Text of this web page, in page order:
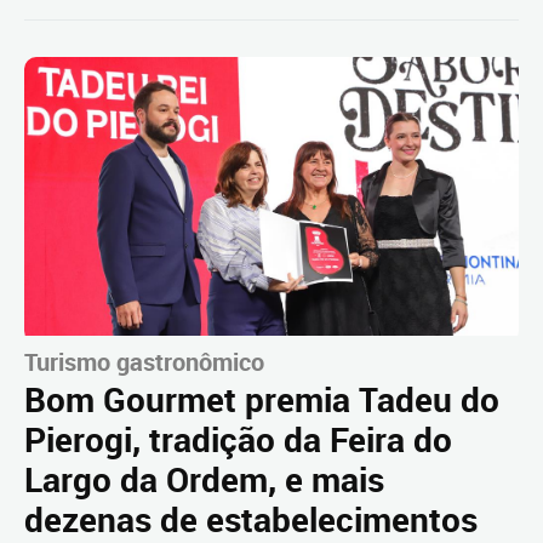
Turismo gastronômico
Bom Gourmet premia Tadeu do
Pierogi, tradição da Feira do
Largo da Ordem, e mais
dezenas de estabelecimentos